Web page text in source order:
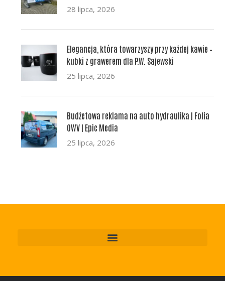
28 lipca, 2026
Elegancja, która towarzyszy przy każdej kawie –
kubki z grawerem dla P.W. Sajewski
25 lipca, 2026
Budżetowa reklama na auto hydraulika | Folia
OWV | Epic Media
25 lipca, 2026